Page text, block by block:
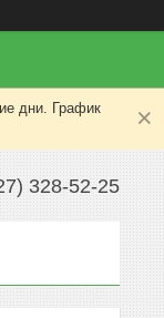
дни. График
328-52-25